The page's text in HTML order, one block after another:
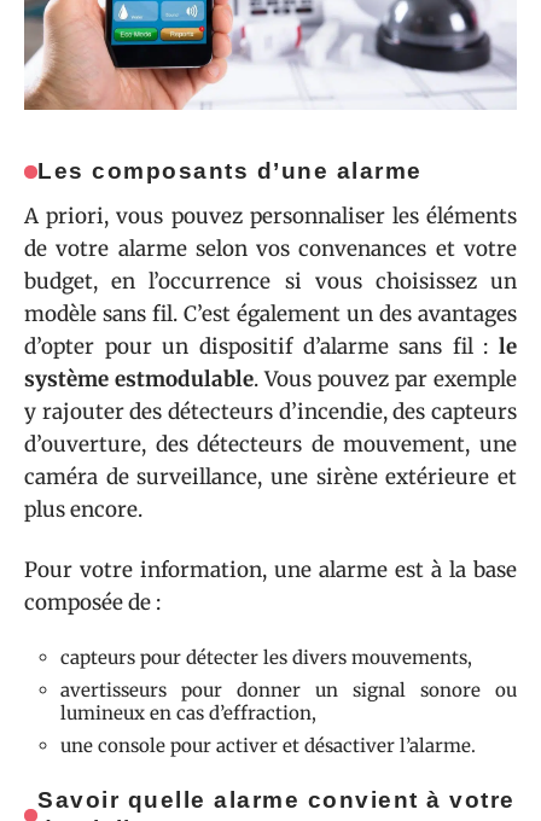
Les composants d’une alarme
A priori, vous pouvez personnaliser les éléments
de votre alarme selon vos convenances et votre
budget, en l’occurrence si vous choisissez un
modèle sans fil. C’est également un des avantages
d’opter pour un dispositif d’alarme sans fil : le
système estmodulable. Vous pouvez par exemple
y rajouter des détecteurs d’incendie, des capteurs
d’ouverture, des détecteurs de mouvement, une
caméra de surveillance, une sirène extérieure et
plus encore.
Pour votre information, une alarme est à la base
composée de :
capteurs pour détecter les divers mouvements,
avertisseurs pour donner un signal sonore ou
lumineux en cas d’effraction,
une console pour activer et désactiver l’alarme.
Savoir quelle alarme convient à votre